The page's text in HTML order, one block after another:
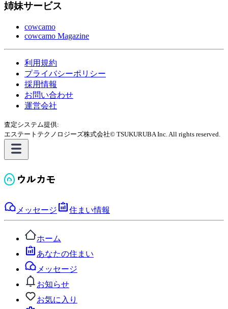
姉妹サービス
cowcamo
cowcamo Magazine
利用規約
プライバシーポリシー
採用情報
お問い合わせ
運営会社
査定システム提供:
エステートテクノロジーズ株式会社© TSUKURUBA Inc. All rights reserved.
メッセージ 住まい情報
ホーム
あなたの住まい
メッセージ
お知らせ
お気に入り